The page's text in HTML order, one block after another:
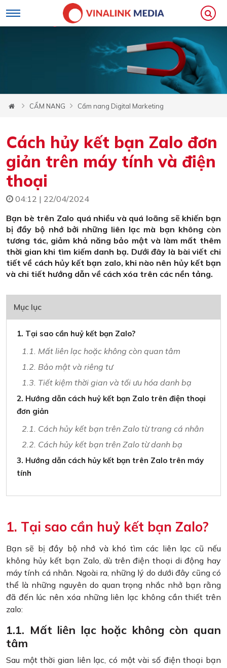
CẨM NANG Cẩm nang Digital Marketing
Cách hủy kết bạn Zalo đơn
giản trên máy tính và điện
thoại
04:12 | 22/04/2024
Bạn bè trên Zalo quá nhiều và quá loãng sẽ khiến bạn
bị đầy bộ nhớ bởi những liên lạc mà bạn không còn
tương tác, giảm khả năng bảo mật và làm mất thêm
thời gian khi tìm kiếm danh bạ. Dưới đây là bài viết chi
tiết về cách hủy kết bạn zalo, khi nào nên hủy kết bạn
và chi tiết hướng dẫn về cách xóa trên các nền tảng.
Mục lục
1. Tại sao cần huỷ kết bạn Zalo?
1.1. Mất liên lạc hoặc không còn quan tâm
1.2. Bảo mật và riêng tư
1.3. Tiết kiệm thời gian và tối ưu hóa danh bạ
2. Hướng dẫn cách huỷ kết bạn Zalo trên điện thoại
đơn giản
2.1. Cách hủy kết bạn trên Zalo từ trang cá nhân
2.2. Cách hủy kết bạn trên Zalo từ danh bạ
3. Hướng dẫn cách hủy kết bạn trên Zalo trên máy
tính
1. Tại sao cần huỷ kết bạn Zalo?
Bạn sẽ bị đầy bộ nhớ và khó tìm các liên lạc cũ nếu
không hủy kết bạn Zalo, dù trên điện thoại di động hay
máy tính cá nhân. Ngoài ra, những lý do dưới đây cũng có
thể là những nguyên do quan trọng nhắc nhở bạn rằng
đã đến lúc nên xóa những liên lạc không cần thiết trên
zalo:
1.1. Mất liên lạc hoặc không còn quan
tâm
Sau một thời gian liên lạc, có một vài số điện thoại bạn